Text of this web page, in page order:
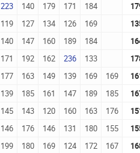
223 140 179 171 184
119 127 134 126 169
140 147 160 189 184
171 192 162 236 133
177 163 149 139 169 169
139 185 161 147 189 185
145 143 120 160 163 176
146 176 146 131 180 155
199 180 169 124 172 167